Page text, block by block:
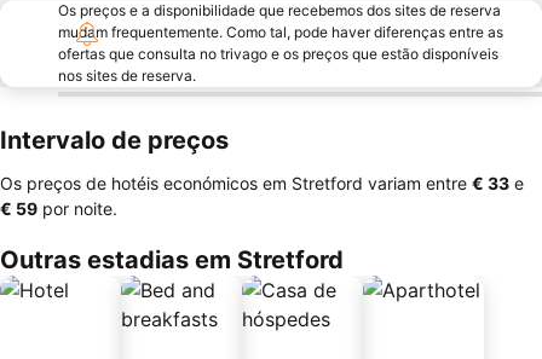
Os preços e a disponibilidade que recebemos dos sites de reserva
mudam frequentemente. Como tal, pode haver diferenças entre as
ofertas que consulta no trivago e os preços que estão disponíveis
nos sites de reserva.
Intervalo de preços
Os preços de hotéis económicos em Stretford variam entre ‎€ 33 e
‎€ 59 por noite.
Outras estadias em Stretford